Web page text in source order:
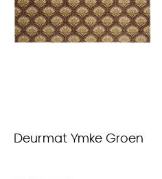
Deurmat Ymke Groen